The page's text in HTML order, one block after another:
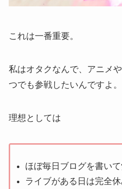
これは一番重要。
私はオタクなんで、アニメ
つでも参戦したいんですよ。
理想としては
ほぼ毎日ブログを書い
ライブがある日は完全